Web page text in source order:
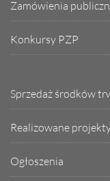
Zamówienia
Konkursy PZP
Sprzedaż środków
Realizowane
Ogłoszenia